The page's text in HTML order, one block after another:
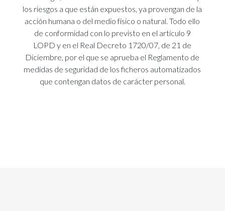
los riesgos a que están expuestos, ya provengan de la
acción humana o del medio físico o natural. Todo ello
de conformidad con lo previsto en el artículo 9
LOPD y en el Real Decreto 1720/07, de 21 de
Diciembre, por el que se aprueba el Reglamento de
medidas de seguridad de los ficheros automatizados
que contengan datos de carácter personal.